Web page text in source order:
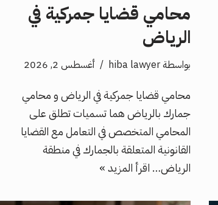
محامي قضايا جمركية في
الرياض
بواسطةhiba lawyer أغسطس 2, 2026
محامي قضايا جمركية في الرياض و محامي
جمارك بالرياض هما تسميات تطلق على
المحامي المتخصص في التعامل مع القضايا
القانونية المتعلقة بالجمارك في منطقة
الرياض… اقرأ المزيد »